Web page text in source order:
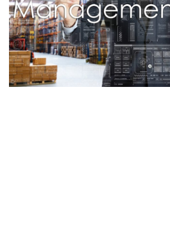
help
you
navigate
and
interact
with
the
content.